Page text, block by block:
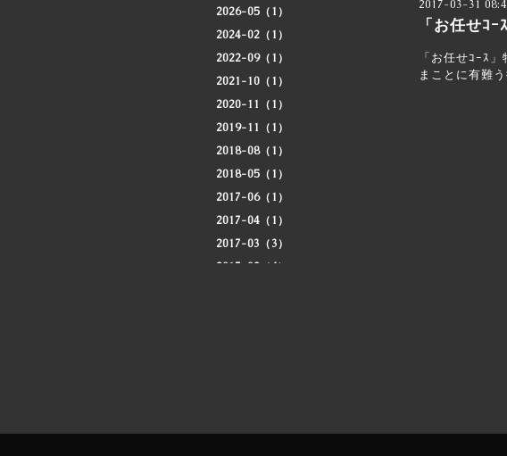
2026-05（1）
2024-02（1）
2022-09（1）
2021-10（1）
2020-11（1）
2019-11（1）
2018-08（1）
2018-05（1）
2017-06（1）
2017-04（1）
2017-03（3）
2017-02（4）
2017-03-31
「お任せｺ
「お任せｺｰｽ
まことに有難